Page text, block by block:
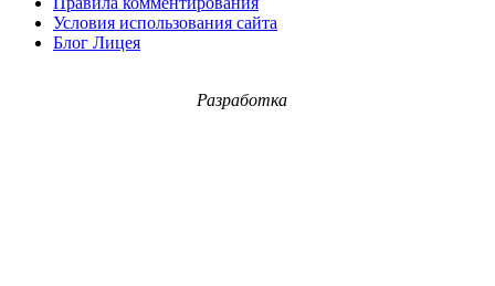
Условия использования сайта
Блог Лицея
Разработка